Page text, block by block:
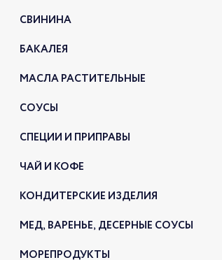
СВИНИНА
БАКАЛЕЯ
МАСЛА РАСТИТЕЛЬНЫЕ
СОУСЫ
СПЕЦИИ И ПРИПРАВЫ
ЧАЙ И КОФЕ
КОНДИТЕРСКИЕ ИЗДЕЛИЯ
МЕД, ВАРЕНЬЕ, ДЕСЕРНЫЕ СОУСЫ
МОРЕПРОДУКТЫ